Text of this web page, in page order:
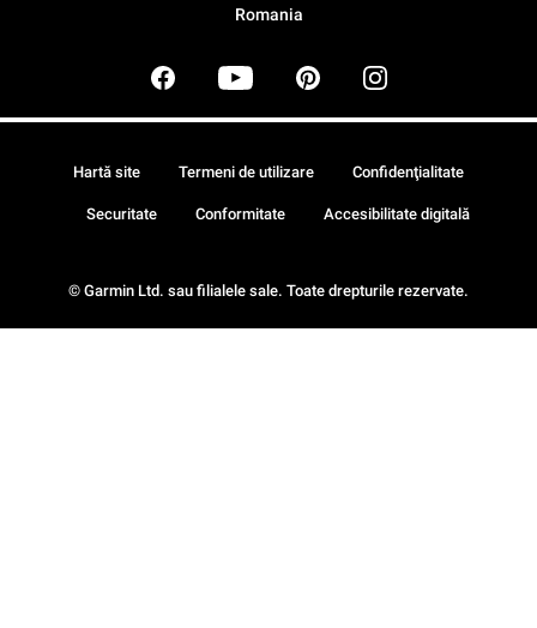
Romania
© Garmin Ltd. sau filialele sale. Toate drepturile rezervate.
Hartă site Termeni de utilizare Confidenţialitate
Securitate Conformitate Accesibilitate digitală